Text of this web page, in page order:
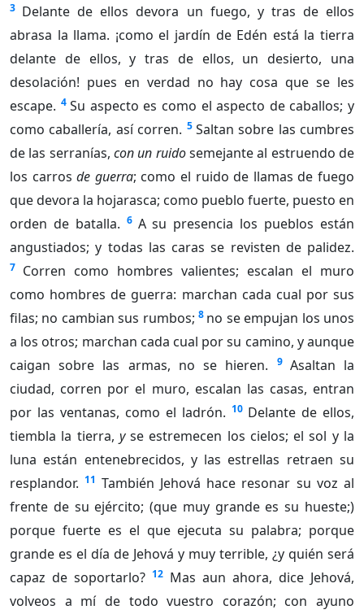
3 Delante de ellos devora un fuego, y tras de ellos
abrasa la llama. ¡como el jardín de Edén está la tierra
delante de ellos, y tras de ellos, un desierto, una
desolación! pues en verdad no hay cosa que se les
escape. 4 Su aspecto es como el aspecto de caballos; y
como caballería, así corren. 5 Saltan sobre las cumbres
de las serranías, con un ruidosemejante al estruendo de
los carrosde guerra; como el ruido de llamas de fuego
que devora la hojarasca; como pueblo fuerte, puesto en
orden de batalla. 6 A su presencia los pueblos están
angustiados; y todas las caras se revisten de palidez.
7 Corren como hombres valientes; escalan el muro
como hombres de guerra: marchan cada cual por sus
filas; no cambian sus rumbos; 8 no se empujan los unos
a los otros; marchan cada cual por su camino, y aunque
caigan sobre las armas, no se hieren.
9 Asaltan la
ciudad, corren por el muro, escalan las casas, entran
por las ventanas, como el ladrón. 10 Delante de ellos,
tiembla la tierra, yse estremecen los cielos; el sol y la
luna están entenebrecidos, y las estrellas retraen su
resplandor. 11 También Jehová hace resonar su voz al
frente de su ejército; (que muy grande es su hueste;)
porque fuerte es el que ejecuta su palabra; porque
grande es el día de Jehová y muy terrible, ¿y quién será
capaz de soportarlo? 12 Mas aun ahora, dice Jehová,
volveos a mí de todo vuestro corazón; con ayuno